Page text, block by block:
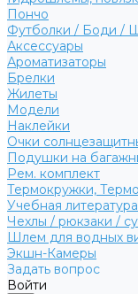
Пончо
Футболки / Боди /
Аксессуары
Ароматизаторы
Брелки
Жилеты
Модели
Наклейки
Очки
Подушки на
Рем. комплект
Термокружки,
Учебная литература
Чехлы / рюкзаки /
Шлем для водных
Экшн-Камеры
Задать вопрос
Войти